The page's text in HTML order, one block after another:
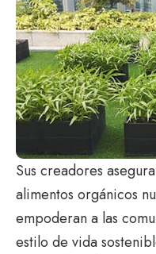
Sus creadores
alimentos orgánicos
empoderan a las
estilo de vida